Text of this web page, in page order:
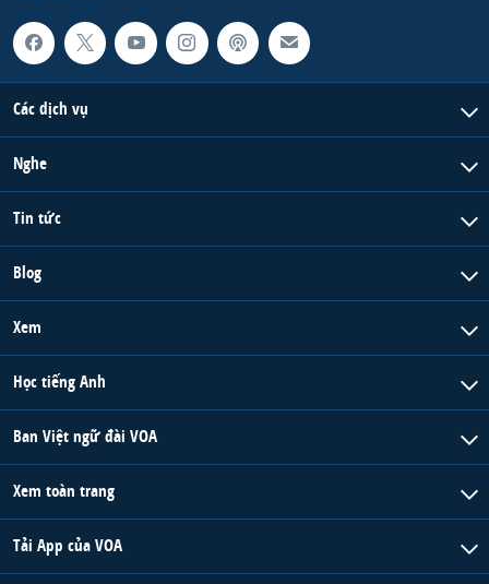
Các dịch vụ
Nghe
Tin tức
Blog
Xem
Học tiếng Anh
Ban Việt ngữ đài VOA
Xem toàn trang
Tải App của VOA